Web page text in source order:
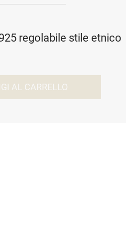
regolabile stile etnico
AL CARRELLO